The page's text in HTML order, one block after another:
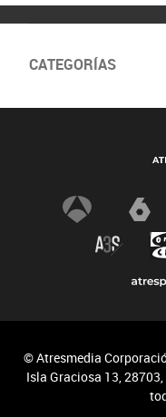
CATEGORÍAS
© Atresmedia
Isla Graciosa 13,